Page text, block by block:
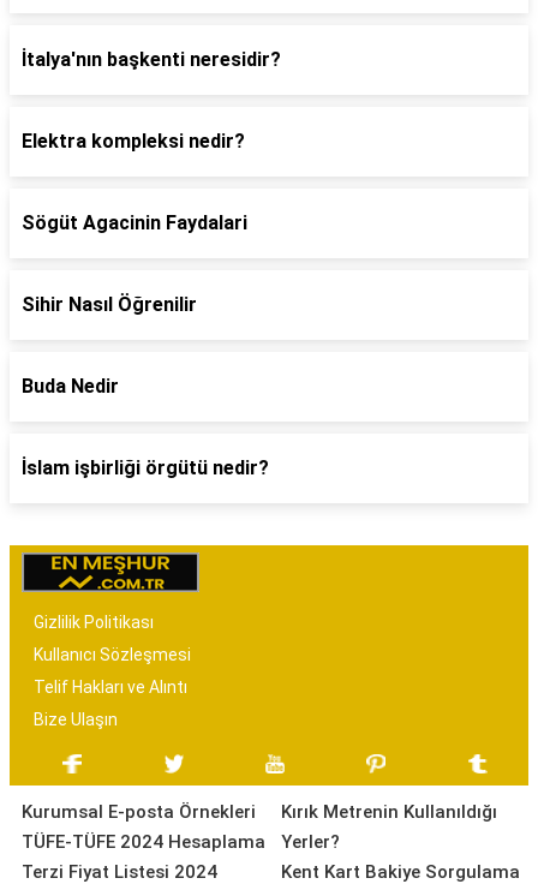
İtalya'nın başkenti neresidir?
Elektra kompleksi nedir?
Sögüt Agacinin Faydalari
Sihir Nasıl Öğrenilir
Buda Nedir
İslam işbirliği örgütü nedir?
Gizlilik Politikası
Kullanıcı Sözleşmesi
Telif Hakları ve Alıntı
Bize Ulaşın
Kurumsal E-posta Örnekleri
TÜFE-TÜFE 2024 Hesaplama
Terzi Fiyat Listesi 2024
Kırık Metrenin Kullanıldığı
Yerler?
Kent Kart Bakiye Sorgulama